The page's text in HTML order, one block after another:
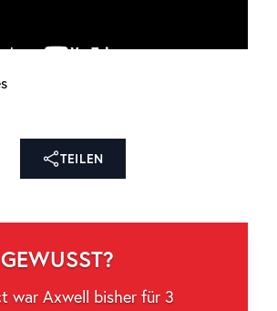
TEILEN
war Axwell bisher für 3